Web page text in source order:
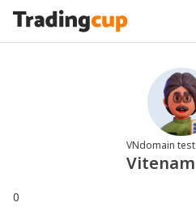
VNdomain test
Vitenam
0